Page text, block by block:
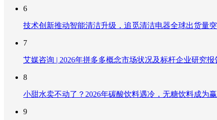
6
技术创新推动智能清洁升级，追觅清洁电器全球出货量
7
艾媒咨询 | 2026年拼多多概念市场状况及标杆企业研究报
8
小甜水卖不动了？2026年碳酸饮料遇冷，无糖饮料成为
9